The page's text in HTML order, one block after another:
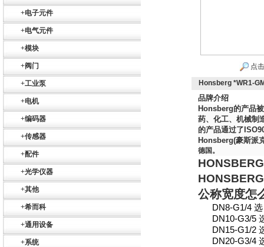
+电子元件
+电气元件
+模块
+阀门
+工业泵
+电机
+编码器
+传感器
+配件
+光学仪器
+其他
+希而科
+通用设备
+系统
SIEMENS 6SB2073-
点
Honsberg *WR1-
品牌介绍
Honsberg的产品
药、化工、机械制
的产品通过了
Honsberg(豪斯派
德国。
公称宽度怎
DN8-G1/4
DN10-G3/5
DN15-G1/2
DN20-G3/4